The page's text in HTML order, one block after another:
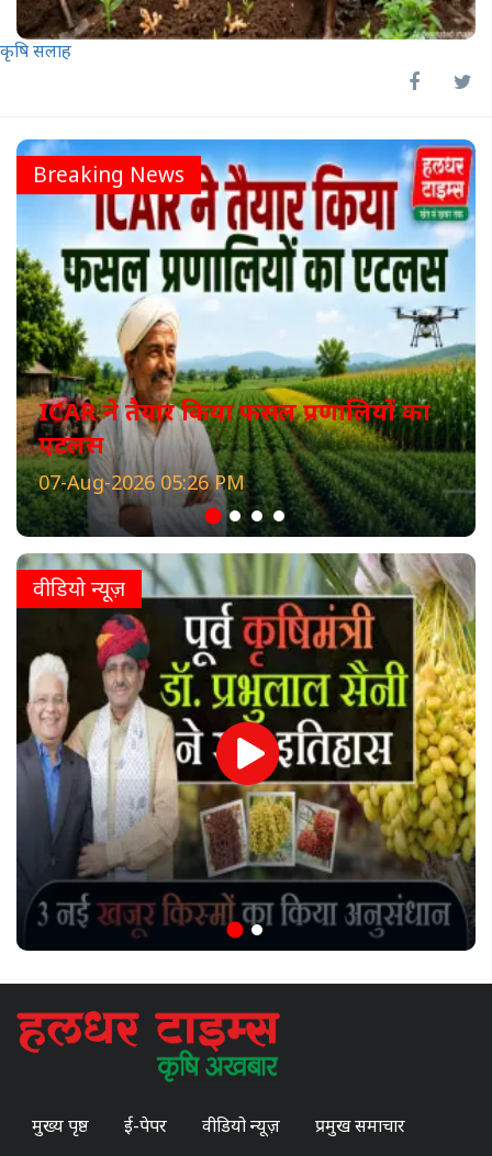
कृषि सलाह
Breaking News
ICAR ने तैयार किया फसल प्रणालियों का
एटलस
07-Aug-2026 05:26 PM
वीडियो न्यूज़
मुख्य पृष्ठ ई-पेपर वीडियो न्यूज़ प्रमुख समाचार